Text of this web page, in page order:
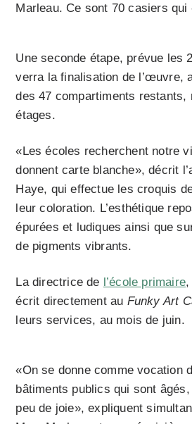
Marleau. Ce sont 70 casiers qui
Une seconde étape, prévue les
verra la finalisation de l’œuvre,
des 47 compartiments restants,
étages.
«Les écoles recherchent notre
donnent carte blanche», décrit
Haye, qui effectue les croquis
leur coloration. L’esthétique
épurées et ludiques ainsi que
de pigments vibrants.
La directrice de l’école primaire,
écrit directement au Funky Art
leurs services, au mois de juin.
«On se donne comme vocation
bâtiments publics qui sont
peu de joie», expliquent